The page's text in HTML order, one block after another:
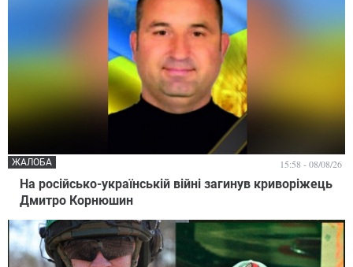
На російсько-українській війні загинув криворіжець
Дмитро Корнюшин
ЖАЛОБА 15:58 - 08/08/26